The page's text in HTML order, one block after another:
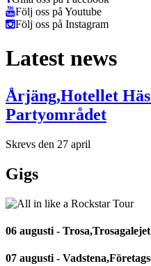
Följ oss på Youtube
Följ oss på Instagram
Latest news
Årjäng,Hotellet
Partyområdet
Skrevs den 27 april
Gigs
06 augusti - Trosa,Trosagalejet
07 augusti -